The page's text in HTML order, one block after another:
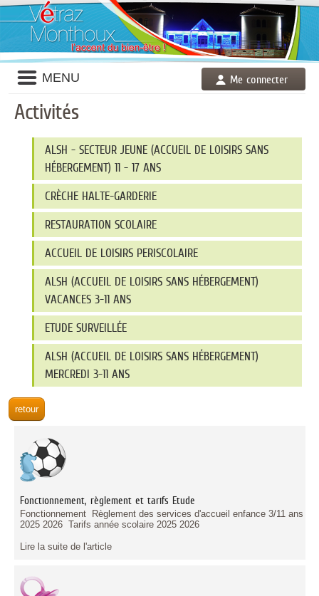
Liste
des
MENU Me connecter
Activités
catégories
ALSH - SECTEUR JEUNE (ACCUEIL DE LOISIRS SANS
HÉBERGEMENT) 11 - 17 ANS
CRÈCHE HALTE-GARDERIE
RESTAURATION SCOLAIRE
ACCUEIL DE LOISIRS PERISCOLAIRE
ALSH (ACCUEIL DE LOISIRS SANS HÉBERGEMENT)
VACANCES 3-11 ANS
ETUDE SURVEILLÉE
ALSH (ACCUEIL DE LOISIRS SANS HÉBERGEMENT)
MERCREDI 3-11 ANS
Fonctionnement, règlement et tarifs Etude
Fonctionnement Règlement des services d'accueil enfance 3/11 ans
2025 2026 Tarifs année scolaire 2025 2026
Lire la suite de l'article